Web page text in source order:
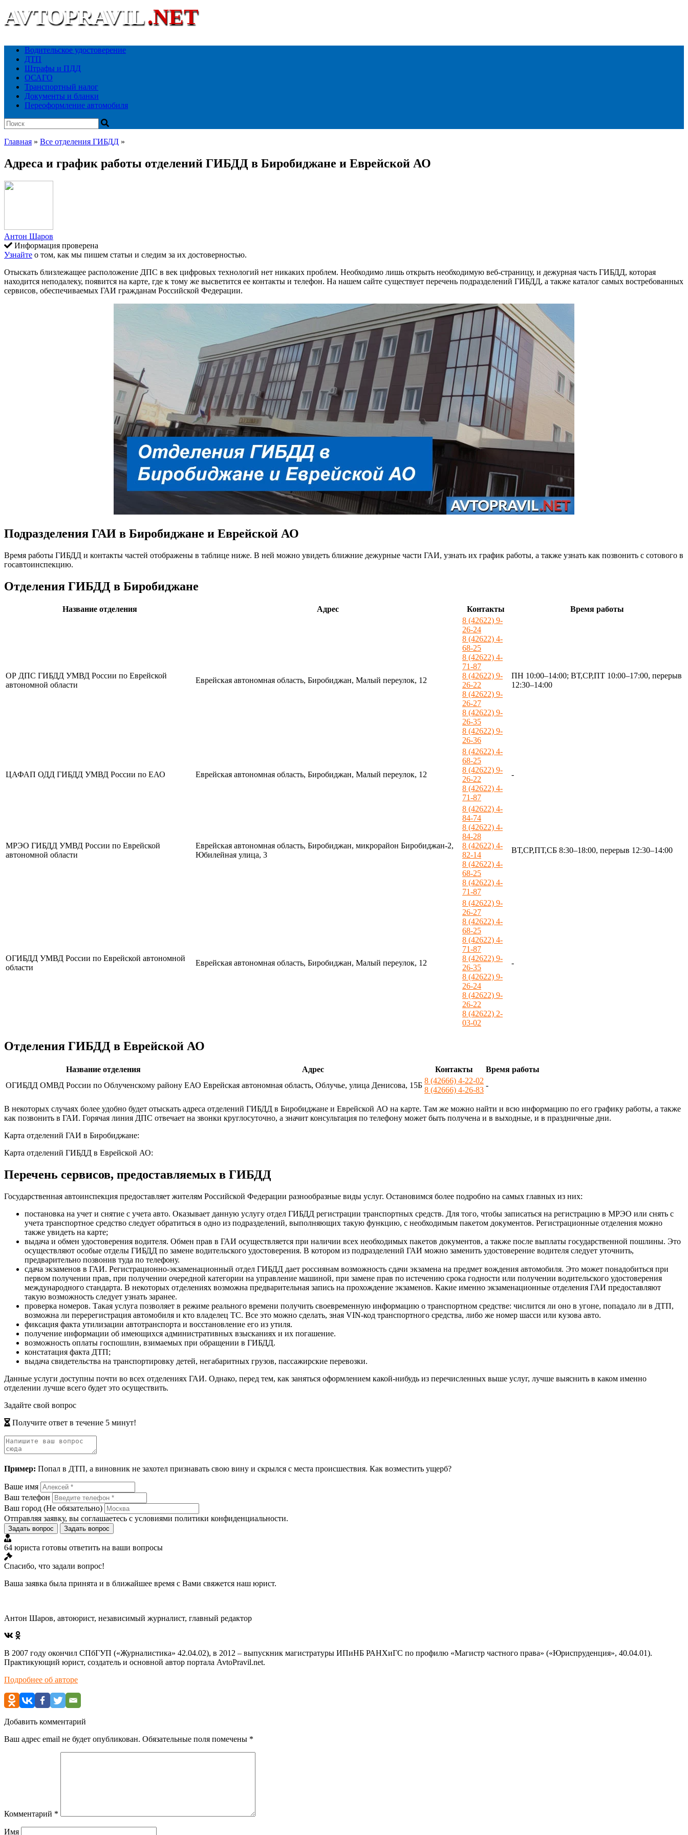
AVTOPRAVIL.NET
Водительское удостоверение
ДТП
Штрафы и ПДД
ОСАГО
Транспортный налог
Документы и бланки
Переоформление автомобиля
Главная » Все отделения ГИБДД »
Адреса и график работы отделений ГИБДД в Биробиджане и Еврейской АО
Антон Шаров
Информация проверена
Узнайте о том, как мы пишем статьи и следим за их достоверностью.
Отыскать близлежащее расположение ДПС в век цифровых технологий нет никаких проблем. Необходимо лишь открыть необходимую веб-страницу, и дежурная часть ГИБДД, которая
находится неподалеку, появится на карте, где к тому же высветится ее контакты и телефон. На нашем сайте существует перечень подразделений ГИБДД, а также каталог самых востребованных
сервисов, обеспечиваемых ГАИ гражданам Российской Федерации.
Подразделения ГАИ в Биробиджане и Еврейской АО
Время работы ГИБДД и контакты частей отображены в таблице ниже. В ней можно увидеть ближние дежурные части ГАИ, узнать их график работы, а также узнать как позвонить с сотового в
госавтоинспекцию.
Отделения ГИБДД в Биробиджане
Название отделения Адрес Контакты Время работы
ОР ДПС ГИБДД УМВД России по Еврейской
автономной области
Еврейская автономная область, Биробиджан, Малый переулок, 12
8 (42622) 9-
26-24
8 (42622) 4-
68-25
8 (42622) 4-
71-87
8 (42622) 9-
26-22
8 (42622) 9-
26-27
8 (42622) 9-
26-35
8 (42622) 9-
26-36
ПН 10:00–14:00; ВТ,СР,ПТ 10:00–17:00, перерыв
12:30–14:00
ЦАФАП ОДД ГИБДД УМВД России по ЕАО Еврейская автономная область, Биробиджан, Малый переулок, 12
8 (42622) 4-
68-25
8 (42622) 9-
26-22
8 (42622) 4-
71-87
-
МРЭО ГИБДД УМВД России по Еврейской
автономной области
Еврейская автономная область, Биробиджан, микрорайон Биробиджан-2,
Юбилейная улица, 3
8 (42622) 4-
84-74
8 (42622) 4-
84-28
8 (42622) 4-
82-14
8 (42622) 4-
68-25
8 (42622) 4-
71-87
ВТ,СР,ПТ,СБ 8:30–18:00, перерыв 12:30–14:00
ОГИБДД УМВД России по Еврейской автономной
области
Еврейская автономная область, Биробиджан, Малый переулок, 12
8 (42622) 9-
26-27
8 (42622) 4-
68-25
8 (42622) 4-
71-87
8 (42622) 9-
26-35
8 (42622) 9-
26-24
8 (42622) 9-
26-22
8 (42622) 2-
03-02
-
Отделения ГИБДД в Еврейской АО
Название отделения Адрес Контакты
Время работы
ОГИБДД ОМВД России по Облученскому району ЕАО Еврейская автономная область, Облучье, улица Денисова, 15Б
8 (42666) 4-22-02
8 (42666) 4-26-83
-
В некоторых случаях более удобно будет отыскать адреса отделений ГИБДД в Биробиджане и Еврейской АО на карте. Там же можно найти и всю информацию по его графику работы, а также
как позвонить в ГАИ. Горячая линия ДПС отвечает на звонки круглосуточно, а значит консультация по телефону может быть получена и в выходные, и в праздничные дни.
Карта отделений ГАИ в Биробиджане:
Карта отделений ГИБДД в Еврейской АО:
Перечень сервисов, предоставляемых в ГИБДД
Государственная автоинспекция предоставляет жителям Российской Федерации разнообразные виды услуг. Остановимся более подробно на самых главных из них:
постановка на учет и снятие с учета авто. Оказывает данную услугу отдел ГИБДД регистрации транспортных средств. Для того, чтобы записаться на регистрацию в МРЭО или снять с
учета транспортное средство следует обратиться в одно из подразделений, выполняющих такую функцию, с необходимым пакетом документов. Регистрационные отделения можно
также увидеть на карте;
выдача и обмен удостоверения водителя. Обмен прав в ГАИ осуществляется при наличии всех необходимых пакетов документов, а также после выплаты государственной пошлины. Это
осуществляют особые отделы ГИБДД по замене водительского удостоверения. В котором из подразделений ГАИ можно заменить удостоверение водителя следует уточнить,
предварительно позвонив туда по телефону.
сдача экзаменов в ГАИ. Регистрационно-экзаменационный отдел ГИБДД дает россиянам возможность сдачи экзамена на предмет вождения автомобиля. Это может понадобиться при
первом получении прав, при получении очередной категории на управление машиной, при замене прав по истечению срока годности или получении водительского удостоверения
международного стандарта. В некоторых отделениях возможна предварительная запись на прохождение экзаменов. Какие именно экзаменационные отделения ГАИ предоставляют
такую возможность следует узнать заранее.
проверка номеров. Такая услуга позволяет в режиме реального времени получить своевременную информацию о транспортном средстве: числится ли оно в угоне, попадало ли в ДТП,
возможна ли перерегистрация автомобиля и кто владелец ТС. Все это можно сделать, зная VIN-код транспортного средства, либо же номер шасси или кузова авто.
фиксация факта утилизации автотранспорта и восстановление его из утиля.
получение информации об имеющихся административных взысканиях и их погашение.
возможность оплаты госпошлин, взимаемых при обращении в ГИБДД.
констатация факта ДТП;
выдача свидетельства на транспортировку детей, негабаритных грузов, пассажирские перевозки.
Данные услуги доступны почти во всех отделениях ГАИ. Однако, перед тем, как заняться оформлением какой-нибудь из перечисленных выше услуг, лучше выяснить в каком именно
отделении лучше всего будет это осуществить.
Задайте свой вопрос
Получите ответ в течение 5 минут!
Пример: Попал в ДТП, а виновник не захотел признавать свою вину и скрылся с места происшествия. Как возместить ущерб?
Ваше имя
Ваш телефон
Ваш город (Не обязательно)
Отправляя заявку, вы соглашаетесь с условиями политики конфиденциальности.
Задать вопрос Задать вопрос
64 юриста готовы ответить на ваши вопросы
Спасибо, что задали вопрос!
Ваша заявка была принята и в ближайшее время с Вами свяжется наш юрист.
Антон Шаров, автоюрист, независимый журналист, главный редактор
В 2007 году окончил СПбГУП («Журналистика» 42.04.02), в 2012 – выпускник магистратуры ИПиНБ РАНХиГС по профилю «Магистр частного права» («Юриспруденция», 40.04.01).
Практикующий юрист, создатель и основной автор портала AvtoPravil.net.
Подробнее об авторе
Добавить комментарий
Ваш адрес email не будет опубликован. Обязательные поля помечены *
Комментарий *
Имя